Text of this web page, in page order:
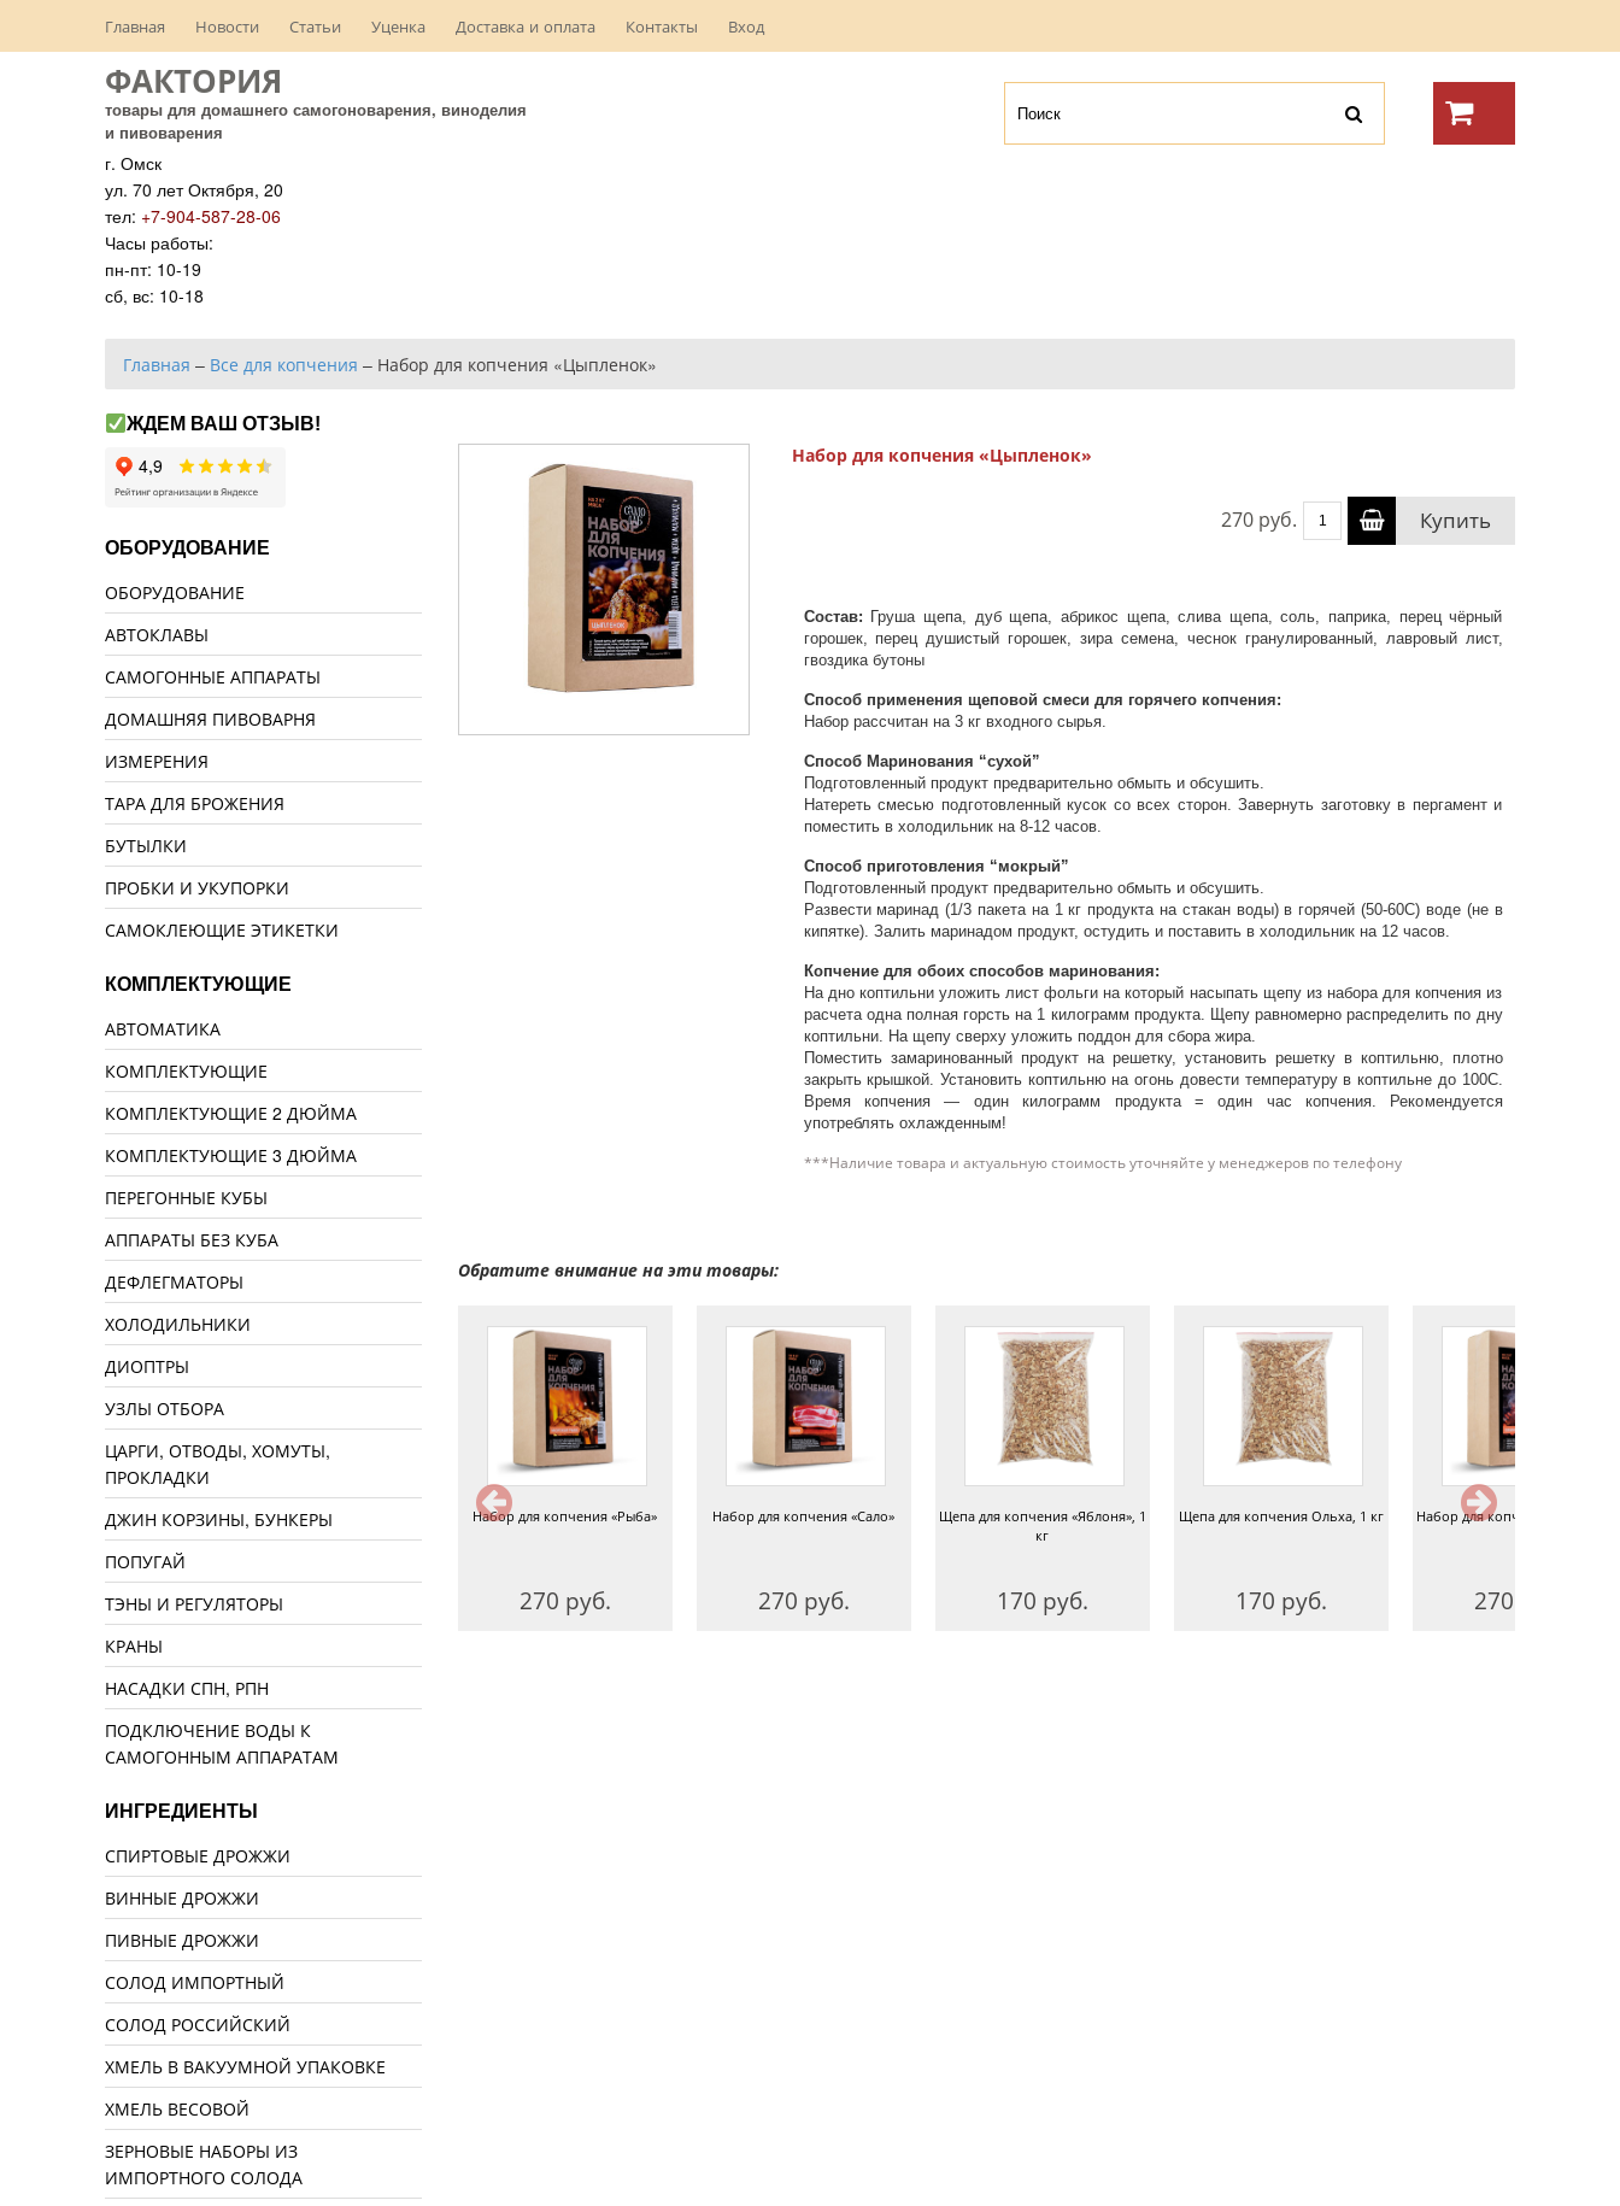
Главная Новости Статьи Уценка Доставка и оплата Контакты Вход
ФАКТОРИЯ
товары для домашнего самогоноварения, виноделия
и пивоварения
г. Омск
ул. 70 лет Октября, 20
тел: +7-904-587-28-06
Часы работы:
пн-пт: 10-19
сб, вс: 10-18
Главная – Все для копчения – Набор для копчения «Цыпленок»
Набор для копчения «Цыпленок»
270 руб. Купить
Состав: Груша щепа, дуб щепа, абрикос щепа, слива щепа, соль, паприка, перец чёрный
горошек, перец душистый горошек, зира семена, чеснок гранулированный, лавровый лист,
гвоздика бутоны
Способ применения щеповой смеси для горячего копчения:
Набор рассчитан на 3 кг входного сырья.
Способ Маринования “сухой”
Подготовленный продукт предварительно обмыть и обсушить.
Натереть смесью подготовленный кусок со всех сторон. Завернуть заготовку в пергамент и
поместить в холодильник на 8-12 часов.
Способ приготовления “мокрый”
Подготовленный продукт предварительно обмыть и обсушить.
Развести маринад (1/3 пакета на 1 кг продукта на стакан воды) в горячей (50-60С) воде (не в
кипятке). Залить маринадом продукт, остудить и поставить в холодильник на 12 часов.
Копчение для обоих способов маринования:
На дно коптильни уложить лист фольги на который насыпать щепу из набора для копчения из
расчета одна полная горсть на 1 килограмм продукта. Щепу равномерно распределить по дну
коптильни. На щепу сверху уложить поддон для сбора жира.
Поместить замаринованный продукт на решетку, установить решетку в коптильню, плотно
закрыть крышкой. Установить коптильню на огонь довести температуру в коптильне до 100С.
Время копчения — один килограмм продукта = один час копчения. Рекомендуется
употреблять охлажденным!
***Наличие товара и актуальную стоимость уточняйте у менеджеров по телефону
Обратите внимание на эти товары:
для копчения «Свинина»
270 руб.
Щепа для копчения «Груша», 1
кг
170 руб.
Набор для копчения «Рыба»
270 руб.
Набор для копчения «Сало»
270 руб.
Щепа для копчения «Яблоня», 1
кг
170 руб.
Щепа для копчения Ольха, 1 кг
170 руб.
Набор для копчения
270 руб.
ЖДЕМ ВАШ ОТЗЫВ!
ОБОРУДОВАНИЕ
ОБОРУДОВАНИЕ
АВТОКЛАВЫ
САМОГОННЫЕ АППАРАТЫ
ДОМАШНЯЯ ПИВОВАРНЯ
ИЗМЕРЕНИЯ
ТАРА ДЛЯ БРОЖЕНИЯ
БУТЫЛКИ
ПРОБКИ И УКУПОРКИ
САМОКЛЕЮЩИЕ ЭТИКЕТКИ
КОМПЛЕКТУЮЩИЕ
АВТОМАТИКА
КОМПЛЕКТУЮЩИЕ
КОМПЛЕКТУЮЩИЕ 2 ДЮЙМА
КОМПЛЕКТУЮЩИЕ 3 ДЮЙМА
ПЕРЕГОННЫЕ КУБЫ
АППАРАТЫ БЕЗ КУБА
ДЕФЛЕГМАТОРЫ
ХОЛОДИЛЬНИКИ
ДИОПТРЫ
УЗЛЫ ОТБОРА
ЦАРГИ, ОТВОДЫ, ХОМУТЫ,
ПРОКЛАДКИ
ДЖИН КОРЗИНЫ, БУНКЕРЫ
ПОПУГАЙ
ТЭНЫ И РЕГУЛЯТОРЫ
КРАНЫ
НАСАДКИ СПН, РПН
ПОДКЛЮЧЕНИЕ ВОДЫ К
САМОГОННЫМ АППАРАТАМ
ИНГРЕДИЕНТЫ
СПИРТОВЫЕ ДРОЖЖИ
ВИННЫЕ ДРОЖЖИ
ПИВНЫЕ ДРОЖЖИ
СОЛОД ИМПОРТНЫЙ
СОЛОД РОССИЙСКИЙ
ХМЕЛЬ В ВАКУУМНОЙ УПАКОВКЕ
ХМЕЛЬ ВЕСОВОЙ
ЗЕРНОВЫЕ НАБОРЫ ИЗ
ИМПОРТНОГО СОЛОДА